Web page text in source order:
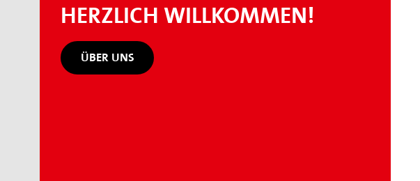
HERZLICH WILLKOMMEN!
ÜBER UNS